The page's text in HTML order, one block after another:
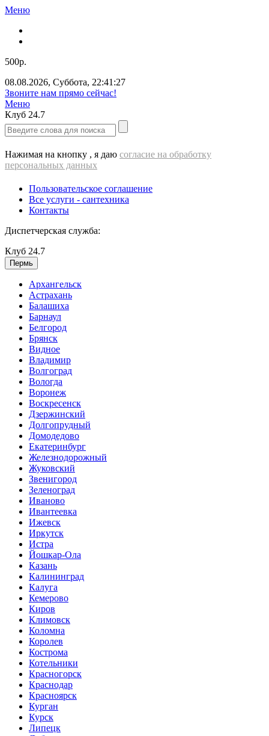
Меню
500р.
08.08.2026, Суббота, 22:41:28
Звоните нам прямо сейчас!
Меню
Клуб 24.7
Нажимая на кнопку , я даю согласие на обработку
персональных данных
Пользовательское соглашение
Все услуги - cантехника
Контакты
Диспетчерская служба:
Клуб 24.7
Пермь
Архангельск
Астрахань
Балашиха
Барнаул
Белгород
Брянск
Видное
Владимир
Волгоград
Вологда
Воронеж
Воскресенск
Дзержинский
Долгопрудный
Домодедово
Екатеринбург
Железнодорожный
Жуковский
Звенигород
Зеленоград
Иваново
Ивантеевка
Ижевск
Иркутск
Истра
Йошкар-Ола
Казань
Калининград
Калуга
Кемерово
Киров
Климовск
Коломна
Королев
Кострома
Котельники
Красногорск
Краснодар
Красноярск
Курган
Курск
Липецк